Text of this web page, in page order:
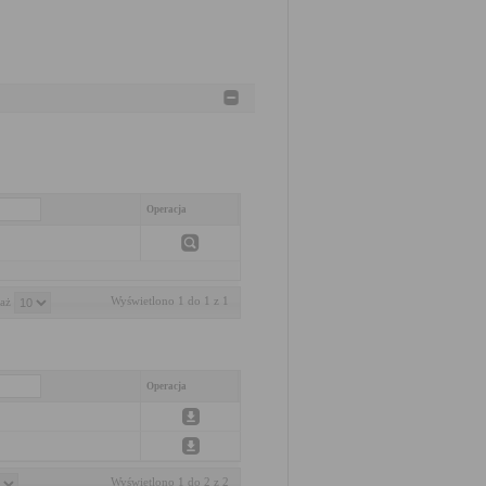
Operacja
Wyświetlono 1 do 1 z 1
Operacja
Wyświetlono 1 do 2 z 2